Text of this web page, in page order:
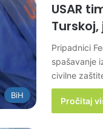
BiH
USAR
Pripadnici
spašavanje
civilne
Pročitaj